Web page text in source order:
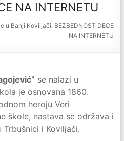
NA INTERNETU
u Banji Koviljači: BEZBEDNOST DECE
NA INTERNETU
se nalazi u
je osnovana 1860.
heroju Veri
škole, nastava se održava i
i Koviljači.